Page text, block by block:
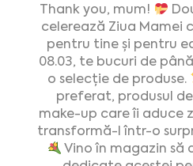
Thank you, mum!
celerează Ziua Mamei
pentru tine și pentru
08.03, te bucuri de
o selecție de produse.
preferat, produsul
make-up care îi aduce
transformă-l într-o
Vino în magazin să